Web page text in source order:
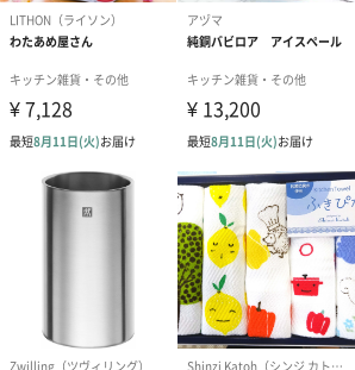
接添付できない商品にのし風のカードを
だけません。
部変更する場合があります。